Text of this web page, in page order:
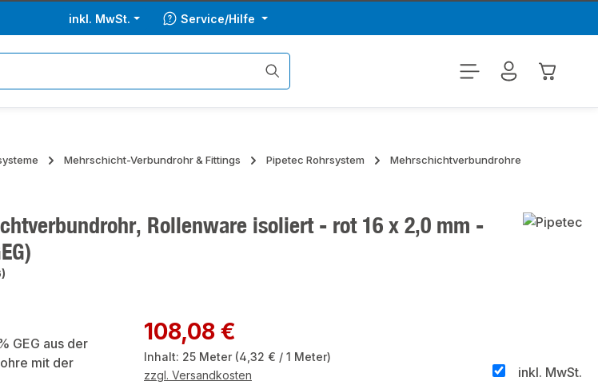
inkl. MwSt. Service/Hilfe
Mehrschicht-Verbundrohr & Fittings Pipetec Rohrsystem Mehrschichtverbundrohre
Rollenware isoliert - rot 16 x 2,0 mm -
Regulärer Preis:
108,08 €
Inhalt: 25 Meter (4,32 € / 1 Meter)
inkl. MwSt.
zzgl. Versandkosten